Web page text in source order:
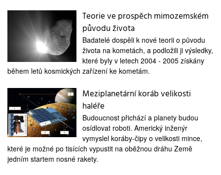
Teorie ve prospěch mimozemském
původu života
Badatelé dospěli k nové teorii o původu
života na kometách, a podložili ji výsledky,
které byly v letech 2004 - 2005 získány
během letů kosmických zařízení ke kometám.
Meziplanetární koráb velikosti
haléře
Budoucnost přichází a planety budou
osídlovat roboti. Americký inženýr
vymyslel koráby-čipy o velikosti mince,
které je možné po tisících vypustit na oběžnou dráhu Země
jedním startem nosné rakety.